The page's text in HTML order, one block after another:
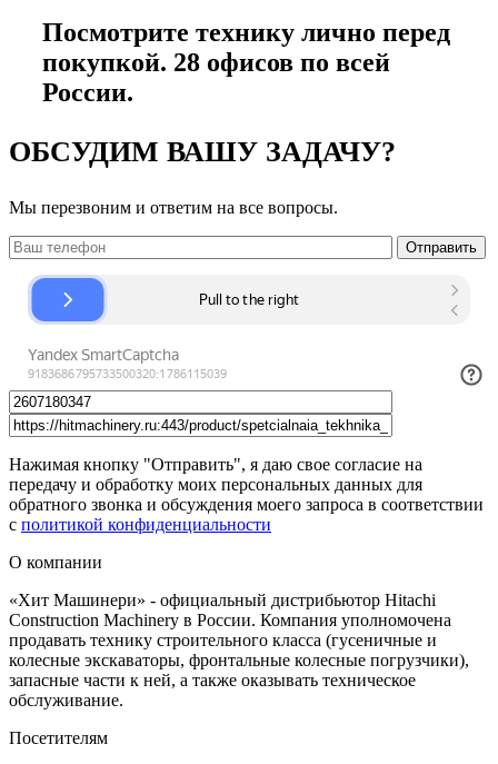
Посмотрите технику лично перед
покупкой. 28 офисов по всей
России.
ОБСУДИМ ВАШУ ЗАДАЧУ?
Мы перезвоним и ответим на все вопросы.
Нажимая кнопку "Отправить", я даю свое согласие на
передачу и обработку моих персональных данных для
обратного звонка и обсуждения моего запроса в соответствии
с политикой конфиденциальности
О компании
«Хит Машинери» - официальный дистрибьютор Hitachi
Construction Machinery в России. Компания уполномочена
продавать технику строительного класса (гусеничные и
колесные экскаваторы, фронтальные колесные погрузчики),
запасные части к ней, а также оказывать техническое
обслуживание.
Посетителям